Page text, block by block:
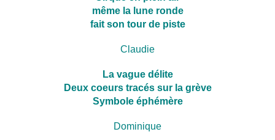
même la lune ronde
fait son tour de piste
Claudie
La vague délite
Deux coeurs tracés sur la grève
Symbole éphémère
Dominique